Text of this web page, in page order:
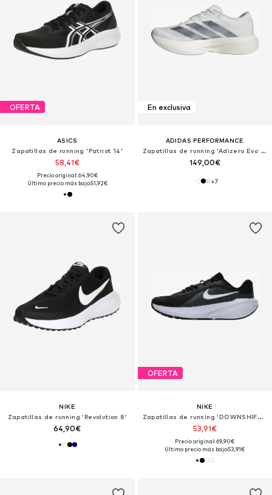
OFERTA
ASICS
Zapatillas de running 'Patriot 14'
58,41€
Precio original: 64,90€
Último precio más bajo:51,92€
En exclusiva
ADIDAS PERFORMANCE
Zapatillas de running 'Adizero Evo SL'
149,00€
+7
NIKE
Zapatillas de running 'Revolution 8'
64,90€
OFERTA
NIKE
Zapatillas de running 'DOWNSHIFTER 14'
53,91€
Precio original: 69,90€
Último precio más bajo:53,91€